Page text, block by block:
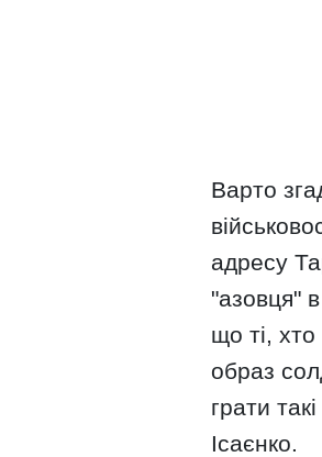
Варто
адресу
"азовця" в
що ті,
образ
грати
Ісаєнко.